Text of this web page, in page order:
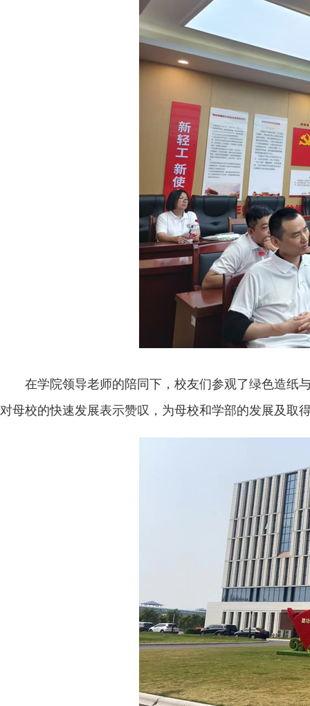
在学院领导老师的陪同下，校友们参观了绿色造纸
对母校的快速发展表示赞叹，为母校和学部的发展及取